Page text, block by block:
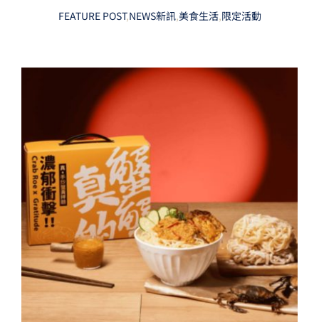
FEATURE POST,NEWS新訊,美食生活,限定活動